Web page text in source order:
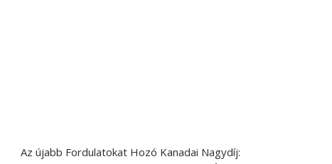
Az újabb Fordulatokat Hozó Kanadai Nagydíj: